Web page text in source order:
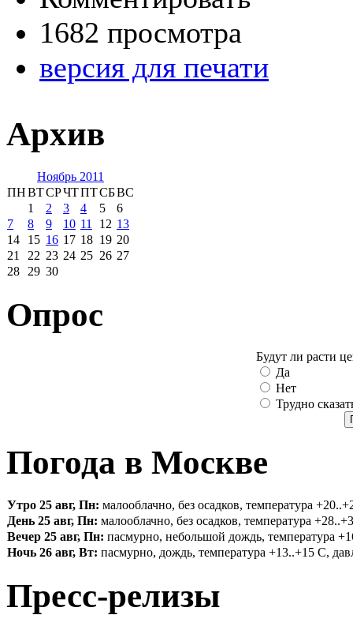
1682 просмотра
версия для печати
Архив
Ноябрь 2011
ПНВТСРЧТПТСБВС
1
2 3 4 5
6
7
8 9 10 11 12 13
14
15 16 17 18 19 20
21
22 23 24 25 26 27
28
29 30
Опрос
Будут ли расти
Да
Нет
Трудно
Погода в Москве
Утро 25 авг, Пн: малооблачно, без осадков, температура
День 25 авг, Пн: малооблачно, без осадков, температура
Вечер 25 авг, Пн: пасмурно, небольшой дождь, температура
Ночь 26 авг, Вт: пасмурно, дождь, температура +13..+15 С,
Пресс-релизы